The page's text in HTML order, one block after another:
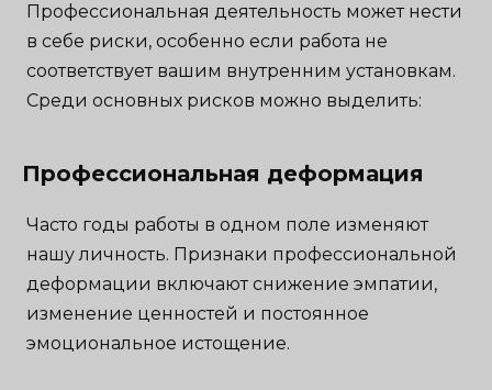
Профессиональная деятельность может нести
в себе риски, особенно если работа не
соответствует вашим внутренним установкам.
Среди основных рисков можно выделить:
Профессиональная деформация
Часто годы работы в одном поле изменяют
нашу личность. Признаки профессиональной
деформации включают снижение эмпатии,
изменение ценностей и постоянное
эмоциональное истощение.